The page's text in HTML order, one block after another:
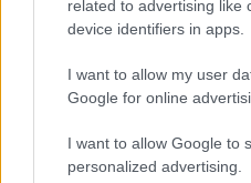
related to advertising like
device identifiers in apps.
I want to allow my user
Google for online
I want to allow Google to
personalized advertising.